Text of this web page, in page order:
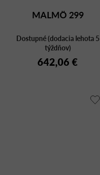
MALMÖ 299
Dostupné (dodacia lehota 5
týždňov)
642,06 €